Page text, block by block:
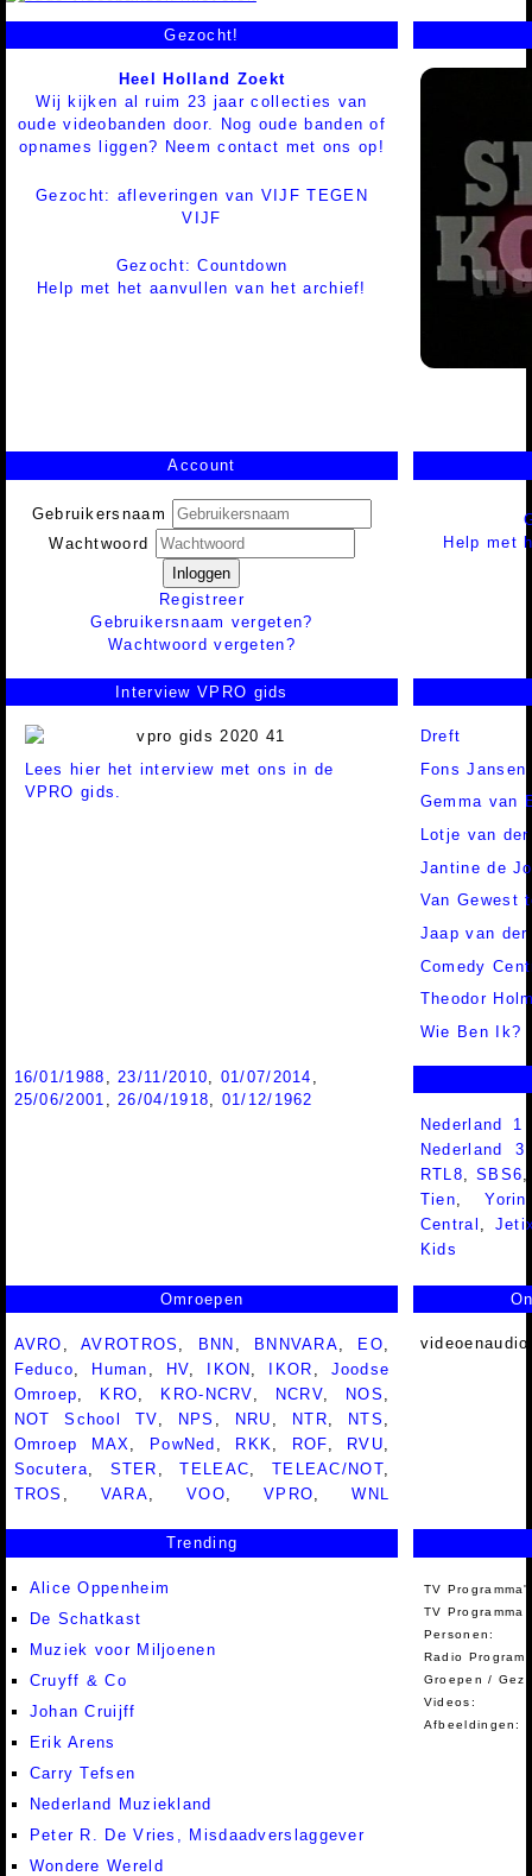
Gezocht!
Heel Holland Zoekt
Wij kijken al ruim 23 jaar collecties van
oude videobanden door. Nog oude banden of
opnames liggen? Neem contact met ons op!
Gezocht: afleveringen van VIJF TEGEN
VIJF
Gezocht: Countdown
Help met het aanvullen van het archief!
Account
Gebruikersnaam
Wachtwoord
Inloggen
Registreer
Gebruikersnaam vergeten?
Wachtwoord vergeten?
Help met
Interview VPRO gids
Lees hier het interview met ons in de
VPRO gids.
Dreft
Fons
Gemma van
Lotje van
Jantine de
Van Gewest
Jaap van der
Comedy
Theodor
Wie Ben Ik?
16/01/1988 23/11/2010 01/07/2014
25/06/2001
26/04/1918
01/12/1962
Nederland
Nederland
RTL8,SBS6
Tien,Yorin
Central ,
Kids
Omroepen
AVRO ,AVROTROS BNN BNNVARA EO
Feduco
Human HV IKON IKOR
Joodse
Omroep
KRO KRO-NCRV NCRV NOS
NOT School TV
NPS NRU NTR NTS
Omroep MAX
PowNed RKK ROF RVU
Socutera
STER ,TELEAC TELEAC/NOT
TROS
VARA ,VOO ,VPRO ,WNL
Trending
Alice Oppenheim
De Schatkast
Muziek voor Miljoenen
Cruyff & Co
Johan Cruijff
Erik Arens
Carry Tefsen
Nederland Muziekland
Peter R. De Vries, Misdaadverslaggever
Wondere Wereld
TV
TV Programma
Personen:
Radio
Groepen /
Videos:
Afbeeldingen: